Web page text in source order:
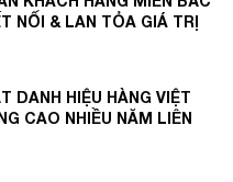
NỐI & LAN TỎA GIÁ TRỊ
DANH HIỆU HÀNG VIỆT
CAO NHIỀU NĂM LIÊN